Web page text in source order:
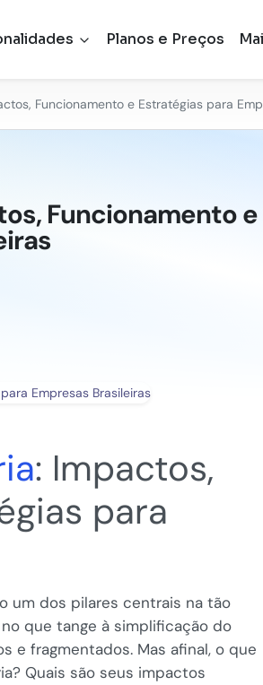
Planos e Preços
Funcionamento e Estratégias para
Funcionamento e
: Impactos,
para
um dos pilares centrais na tão
que tange à simplificação do
fragmentados. Mas afinal, o que
Quais são seus impactos